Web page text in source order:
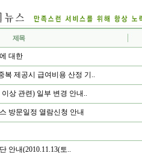
제목
대한
복 제공시 급여비용 산정 기..
상 관련) 일부 변경 안내..
방문일정 열람신청 안내
안내(2010.11.13(토..